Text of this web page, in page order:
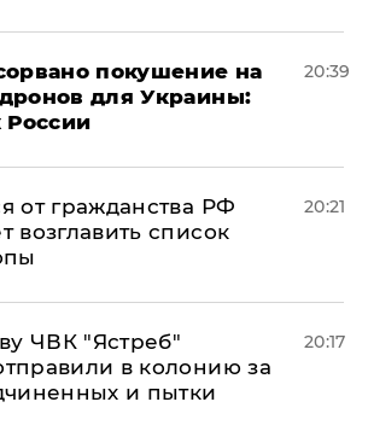
покушение на
для Украины:
России
20:39
от гражданства РФ
возглавить список
20:21
ЧВК "Ястреб"
в колонию за
и пытки
20:17